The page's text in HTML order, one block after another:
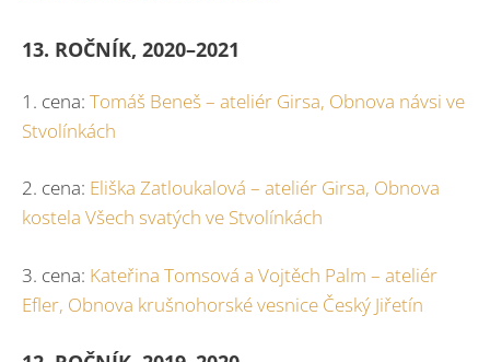
13. ROČNÍK, 2020–2021
1. cena: Tomáš Beneš – ateliér Girsa, Obnova návsi ve
Stvolínkách
2. cena: Eliška Zatloukalová – ateliér Girsa, Obnova
kostela Všech svatých ve Stvolínkách
3. cena: Kateřina Tomsová a Vojtěch Palm – ateliér
Efler, Obnova krušnohorské vesnice Český Jiřetín